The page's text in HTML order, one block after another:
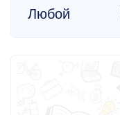
Любой